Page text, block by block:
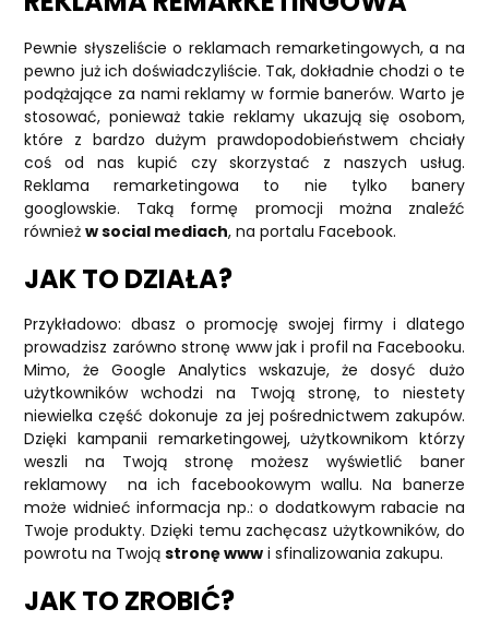
Pewnie słyszeliście o reklamach remarketingowych, a na
pewno już ich doświadczyliście. Tak, dokładnie chodzi o te
podążające za nami reklamy w formie banerów. Warto je
stosować, ponieważ takie reklamy ukazują się osobom,
które z bardzo dużym prawdopodobieństwem chciały
coś od nas kupić czy skorzystać z naszych usług.
Reklama remarketingowa to nie tylko banery
googlowskie. Taką formę promocji można znaleźć
równieżw social mediach, na portalu Facebook.
JAK TO DZIAŁA?
Przykładowo: dbasz o promocję swojej firmy i dlatego
prowadzisz zarówno stronę www jak i profil na Facebooku.
Mimo, że Google Analytics wskazuje, że dosyć dużo
użytkowników wchodzi na Twoją stronę, to niestety
niewielka część dokonuje za jej pośrednictwem zakupów.
Dzięki kampanii remarketingowej, użytkownikom którzy
weszli na Twoją stronę możesz wyświetlić baner
reklamowy na ich facebookowym wallu. Na banerze
może widnieć informacja np.: o dodatkowym rabacie na
Twoje produkty. Dzięki temu zachęcasz użytkowników, do
powrotu na Twojąstronę www i sfinalizowania zakupu.
JAK TO ZROBIĆ?